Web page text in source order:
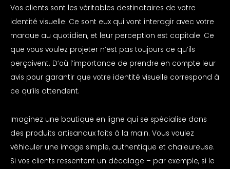
Vos clients sont les véritables destinataires de votre
identité visuelle. Ce sont eux qui vont interagir avec votre
marque au quotidien, et leur perception est capitale. Ce
que vous voulez projeter n’est pas toujours ce qu’ils
perçoivent. D’où l’importance de prendre en compte leur
avis pour garantir que votre identité visuelle correspond à
ce qu’ils attendent.
Imaginez une boutique en ligne qui se spécialise dans
des produits artisanaux faits à la main. Vous voulez
véhiculer une image simple, authentique et chaleureuse.
Si vos clients ressentent un décalage – par exemple, si le